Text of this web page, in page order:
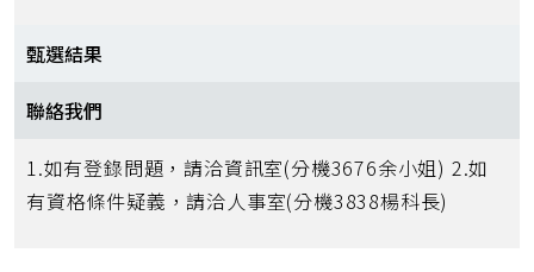
甄選結果
聯絡我們
1.如有登錄問題，請洽資訊室(分機3676余小姐) 2.如
有資格條件疑義，請洽人事室(分機3838楊科長)